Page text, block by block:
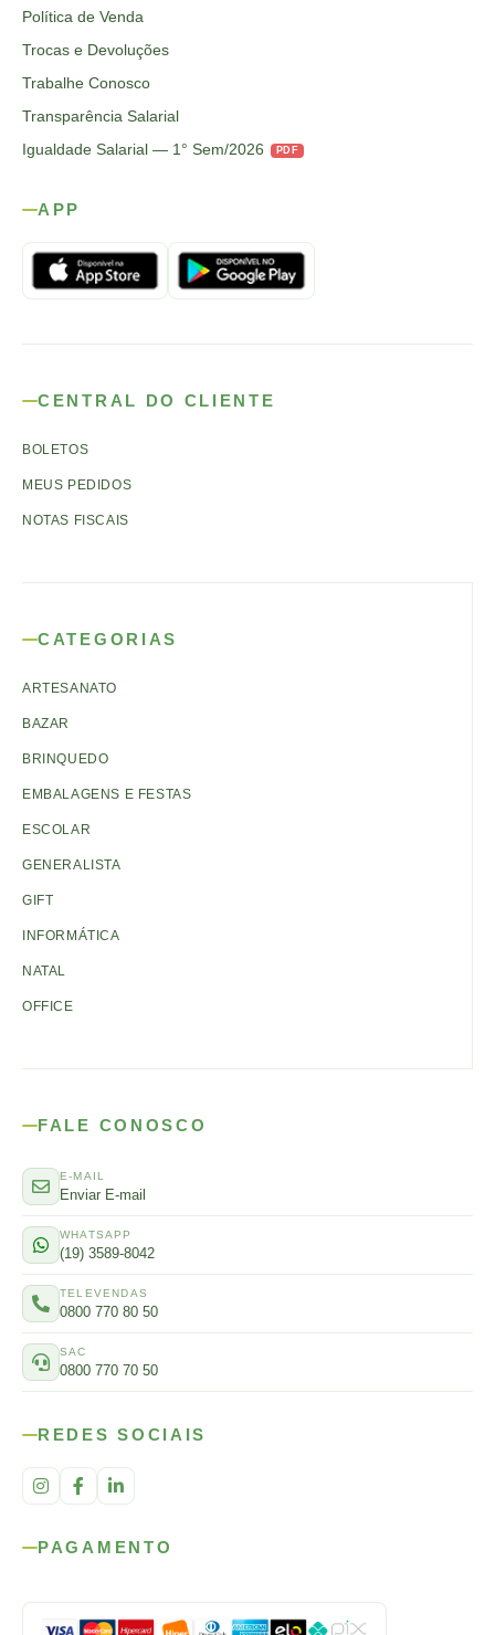
Política de Venda
Trocas e Devoluções
Trabalhe Conosco
Transparência Salarial
Igualdade Salarial — 1° Sem/2026
PDF
APP
CENTRAL DO CLIENTE
BOLETOS
MEUS PEDIDOS
NOTAS FISCAIS
CATEGORIAS
ARTESANATO
BAZAR
BRINQUEDO
EMBALAGENS E FESTAS
ESCOLAR
GENERALISTA
GIFT
INFORMÁTICA
NATAL
OFFICE
FALE CONOSCO
E-MAIL
Enviar E-mail
WHATSAPP
(19) 3589-8042
TELEVENDAS
0800 770 80 50
SAC
0800 770 70 50
REDES SOCIAIS
PAGAMENTO